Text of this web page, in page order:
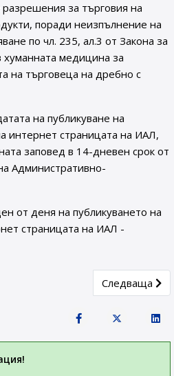
за търговия на
поради неизпълнение на
по чл. 235, ал.3 от Закона за
хуманната медицина за
на търговеца на дребно с
на публикуване на
интернет страницата на ИАЛ,
заповед в 14-дневен срок от
Административно-
от деня на публикуването на
страницата на ИАЛ -
ФАРМА“ ЕООД Next article:
Следваща